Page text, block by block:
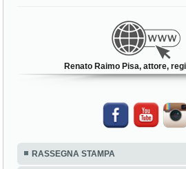
Renato Raimo Pisa, attore,
RASSEGNA STAMPA